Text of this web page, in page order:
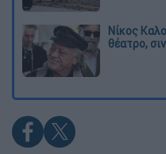
Νίκος
θέατρο,